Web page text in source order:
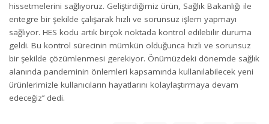
hissetmelerini sağlıyoruz. Geliştirdiğimiz ürün, Sağlık Bakanlığı ile
entegre bir şekilde çalışarak hızlı ve sorunsuz işlem yapmayı
sağlıyor. HES kodu artık birçok noktada kontrol edilebilir duruma
geldi. Bu kontrol sürecinin mümkün olduğunca hızlı ve sorunsuz
bir şekilde çözümlenmesi gerekiyor. Önümüzdeki dönemde sağlık
alanında pandeminin önlemleri kapsamında kullanılabilecek yeni
ürünlerimizle kullanıcıların hayatlarını kolaylaştırmaya devam
edeceğiz’’ dedi.